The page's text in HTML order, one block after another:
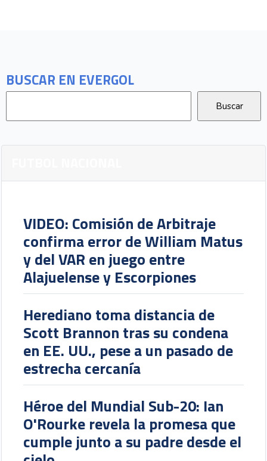
BUSCAR EN EVERGOL
VIDEO: Comisión de Arbitraje
confirma error de William Matus
y del VAR en juego entre
Alajuelense y Escorpiones
Herediano toma distancia de
Scott Brannon tras su condena
en EE. UU., pese a un pasado de
estrecha cercanía
Héroe del Mundial Sub-20: Ian
O'Rourke revela la promesa que
cumple junto a su padre desde el